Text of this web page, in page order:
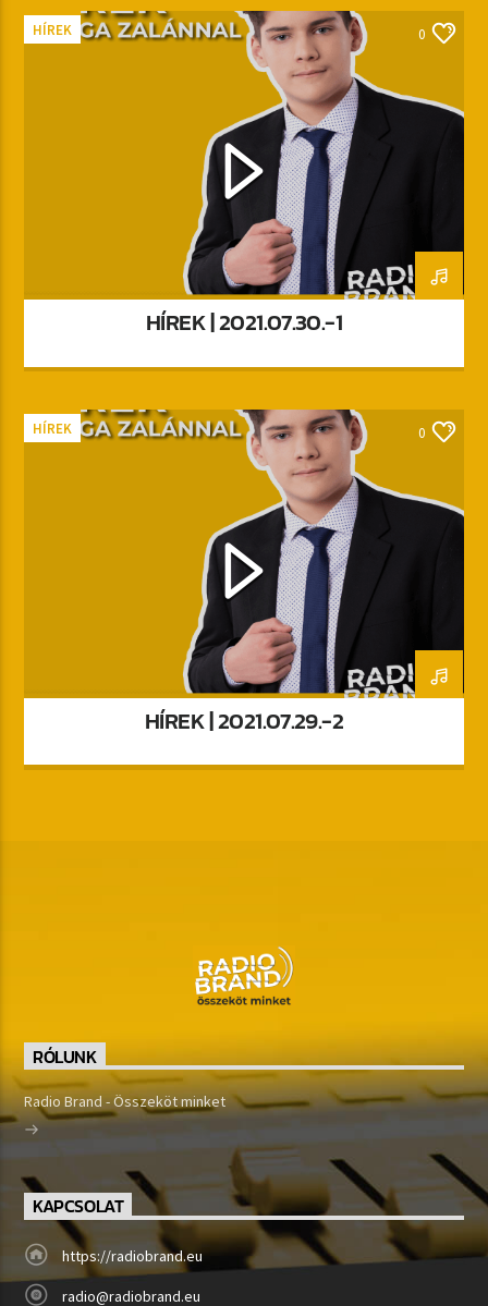
HÍREK 0
HÍREK | 2021.07.30.-1
HÍREK 0
HÍREK | 2021.07.29.-2
RÓLUNK
Radio Brand - Összeköt minket
KAPCSOLAT
https://radiobrand.eu
radio@radiobrand.eu